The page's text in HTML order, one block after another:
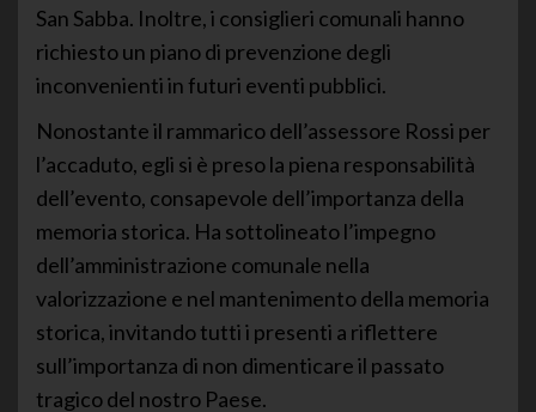
San Sabba. Inoltre, i consiglieri comunali hanno
richiesto un piano di prevenzione degli
inconvenienti in futuri eventi pubblici.
Nonostante il rammarico dell’assessore Rossi per
l’accaduto, egli si è preso la piena responsabilità
dell’evento, consapevole dell’importanza della
memoria storica. Ha sottolineato l’impegno
dell’amministrazione comunale nella
valorizzazione e nel mantenimento della memoria
storica, invitando tutti i presenti a riflettere
sull’importanza di non dimenticare il passato
tragico del nostro Paese.